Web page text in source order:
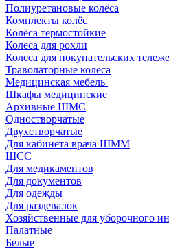
Полиуретановые колёса
Комплекты колёс
Колёса термостойкие
Колеса для рохли
Колеса для покупательских
Траволаторные колеса
Медицинская мебель
Шкафы медицинские
Архивные ШМС
Одностворчатые
Двухстворчатые
Для кабинета врача ШММ
ШСС
Для медикаментов
Для документов
Для одежды
Для раздевалок
Хозяйственные для уборочного
Палатные
Белые